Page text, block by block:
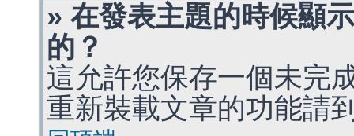
» 在發表主題的時候顯
的？
這允許您保存一個未完
重新裝載文章的功能請